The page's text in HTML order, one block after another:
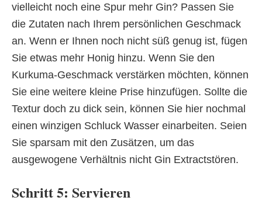
vielleicht noch eine Spur mehr Gin? Passen Sie
die Zutaten nach Ihrem persönlichen Geschmack
an. Wenn er Ihnen noch nicht süß genug ist, fügen
Sie etwas mehr Honig hinzu. Wenn Sie den
Kurkuma-Geschmack verstärken möchten, können
Sie eine weitere kleine Prise hinzufügen. Sollte die
Textur doch zu dick sein, können Sie hier nochmal
einen winzigen Schluck Wasser einarbeiten. Seien
Sie sparsam mit den Zusätzen, um das
ausgewogene Verhältnis nicht Gin Extractstören.
Schritt 5: Servieren